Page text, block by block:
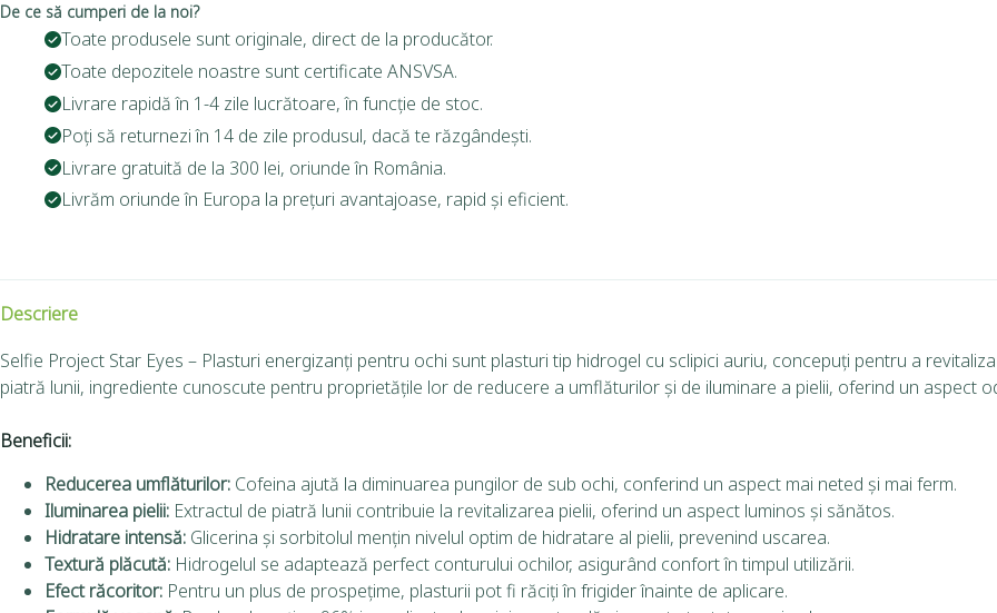
De ce să cumperi de la noi?
Toate produsele sunt originale, direct de la producător.
Toate depozitele noastre sunt certificate ANSVSA.
Livrare rapidă în 1-4 zile lucrătoare, în funcție de stoc.
Poți să returnezi în 14 de zile produsul, dacă te răzgândești.
Livrare gratuită de la 300 lei, oriunde în România.
Livrăm oriunde în Europa la prețuri avantajoase, rapid și eficient.
Descriere
Selfie Project Star Eyes – Plasturi energizanți pentru ochi sunt plasturi tip hidrogel cu sclipici auriu, concepuți pentru a
piatră lunii, ingrediente cunoscute pentru proprietățile lor de reducere a umflăturilor și de iluminare a pielii, oferind un aspect
Beneficii:
Reducerea umflăturilor: Cofeina ajută la diminuarea pungilor de sub ochi, conferind un aspect mai neted și mai ferm.
Iluminarea pielii: Extractul de piatră lunii contribuie la revitalizarea pielii, oferind un aspect luminos și sănătos.
Hidratare intensă: Glicerina și sorbitolul mențin nivelul optim de hidratare al pielii, prevenind uscarea.
Textură plăcută: Hidrogelul se adaptează perfect conturului ochilor, asigurând confort în timpul utilizării.
Efect răcoritor: Pentru un plus de prospețime, plasturii pot fi răciți în frigider înainte de aplicare.